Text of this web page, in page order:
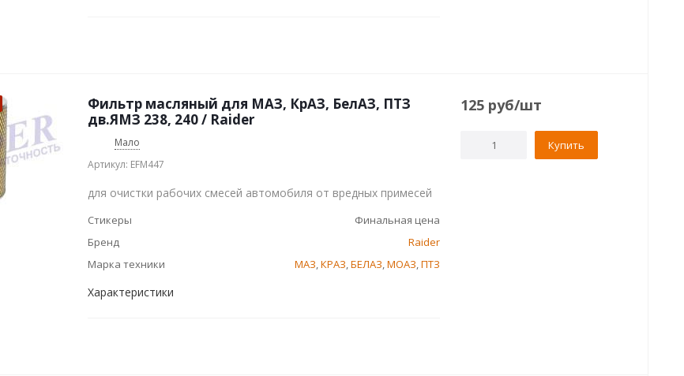
Фильтр масляный для МАЗ, КрАЗ, БелАЗ, ПТЗ
дв.ЯМЗ 238, 240 / Raider
Мало
Артикул: EFM447
для очистки рабочих смесей автомобиля от вредных примесей
Стикеры
Финальная цена
Бренд
Raider
Марка техники
МАЗ,КРАЗ,БЕЛАЗ,МОАЗ,ПТЗ
Характеристики
125 руб/шт
Купить